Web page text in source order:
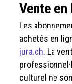
Vente en
Les
achetés en
jura.ch. La
culturel ne